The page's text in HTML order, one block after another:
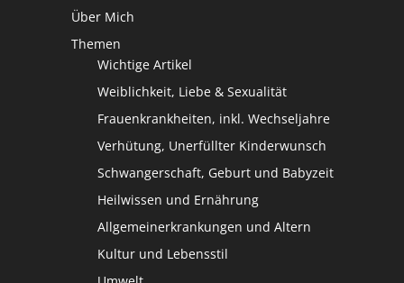
Über Mich
Themen
Wichtige Artikel
Weiblichkeit, Liebe & Sexualität
Frauenkrankheiten, inkl. Wechseljahre
Verhütung, Unerfüllter Kinderwunsch
Schwangerschaft, Geburt und Babyzeit
Heilwissen und Ernährung
Allgemeinerkrankungen und Altern
Kultur und Lebensstil